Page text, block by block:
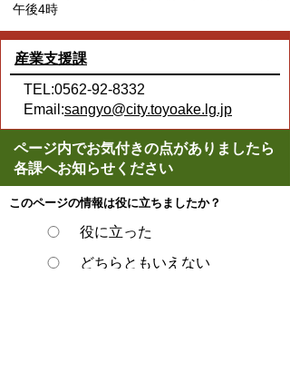
午後4時
産業支援課
TEL:0562-92-8332
Email:sangyo@city.toyoake.lg.jp
ページ内でお気付きの点がありましたら
各課へお知らせください
このページの情報は役に立ちましたか？
役に立った
どちらともいえない